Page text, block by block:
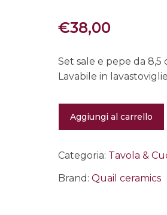
€38,00
Set sale e pepe da
Lavabile in
Sparky
e
quantità
Aggiungi al carrello
Categoria: Tavola &
Brand: Quail ceramics